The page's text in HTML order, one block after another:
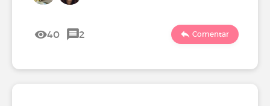
40 2 Comentar